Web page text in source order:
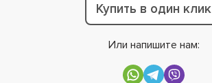
Купить в один клик
Или напишите нам: